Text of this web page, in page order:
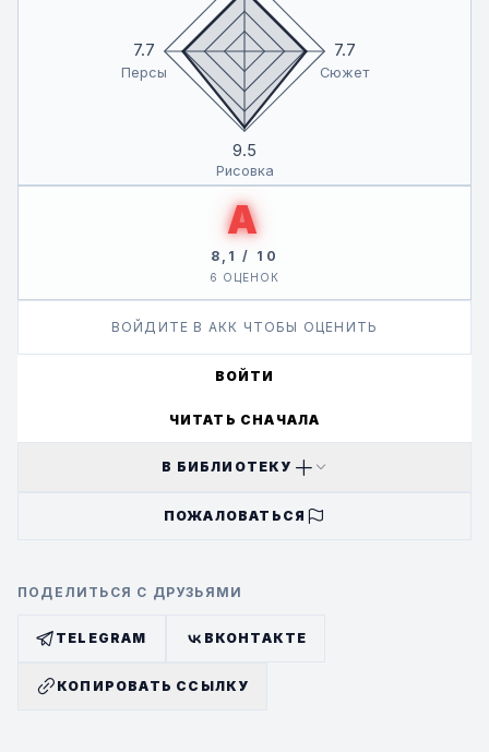
7.7
9.5
7.7
Сюжет
Рисовка
Персы
A
8,1 / 10
6 ОЦЕНОК
ВОЙДИТЕ В АКК ЧТОБЫ ОЦЕНИТЬ
ВОЙТИ
ЧИТАТЬ СНАЧАЛА
В БИБЛИОТЕКУ
ПОЖАЛОВАТЬСЯ
ПОДЕЛИТЬСЯ С ДРУЗЬЯМИ
TELEGRAM ВКОНТАКТЕ
КОПИРОВАТЬ ССЫЛКУ